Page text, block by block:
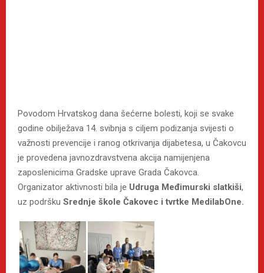
Povodom Hrvatskog dana šećerne bolesti, koji se svake
godine obilježava 14. svibnja s ciljem podizanja svijesti o
važnosti prevencije i ranog otkrivanja dijabetesa, u Čakovcu
je provedena javnozdravstvena akcija namijenjena
zaposlenicima Gradske uprave Grada Čakovca.
Organizator aktivnosti bila je Udruga Međimurski slatkiši,
uz podršku Srednje škole Čakovec i tvrtke MedilabOne.